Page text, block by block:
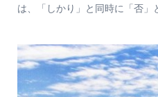
は、「しかり」と同時に「否」